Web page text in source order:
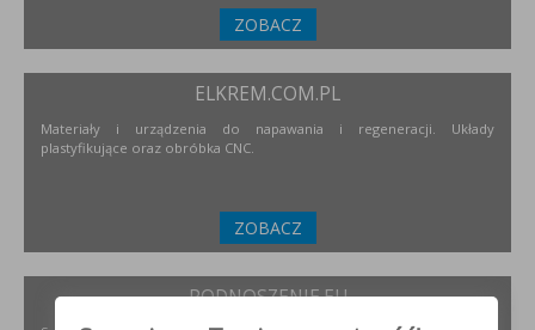
ZOBACZ
ELKREM.COM.PL
Materiały i urządzenia do napawania i regeneracji. Układy
plastyfikujące oraz obróbka CNC.
ZOBACZ
PODNOSZENIE.EU